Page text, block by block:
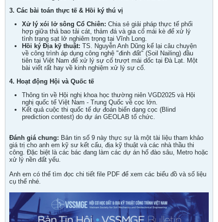
3. Các bài toán thực tế & Hồi ký thú vị
Xử lý xói lở sông Cổ Chiên: Chia sẻ giải pháp thực tế phối
hợp giữa thả bao tải cát, thảm đá và gia cố mái kè để xử lý
tình trạng sạt lở nghiêm trọng tại Vĩnh Long.
Hồi ký Địa kỹ thuật: TS. Nguyễn Anh Dũng kể lại câu chuyện
về công trình áp dụng công nghệ "đinh đất" (Soil Nailing) đầu
tiên tại Việt Nam để xử lý sự cố trượt mái dốc tại Đà Lạt. Một
bài viết rất hay về kinh nghiệm xử lý sự cố.
4. Hoạt động Hội và Quốc tế
Thông tin về Hội nghị khoa học thường niên VGD2025 và Hội
nghị quốc tế Việt Nam - Trung Quốc về cọc lớn.
Kết quả cuộc thi quốc tế dự đoán biến dạng cọc (Blind
prediction contest) do dự án GEOLAB tổ chức.
Đánh giá chung: Bản tin số 9 này thực sự là một tài liệu tham khảo
giá trị cho anh em kỹ sư kết cấu, địa kỹ thuật và các nhà thầu thi
công. Đặc biệt là các bác đang làm các dự án hố đào sâu, Metro hoặc
xử lý nền đất yếu.
Anh em có thể tìm đọc chi tiết file PDF để xem các biểu đồ và số liệu
cụ thể nhé.